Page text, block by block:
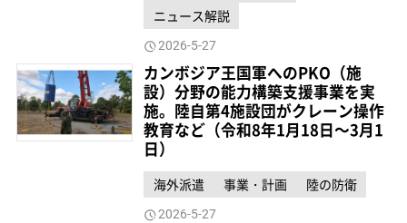
ニュース解説
2026-5-27
カンボジア王国軍へのPKO（施
設）分野の能力構築支援事業を実
施。陸自第4施設団がクレーン操作
教育など（令和8年1月18日～3月1
日）
海外派遣 事業・計画 陸の防衛
2026-5-27